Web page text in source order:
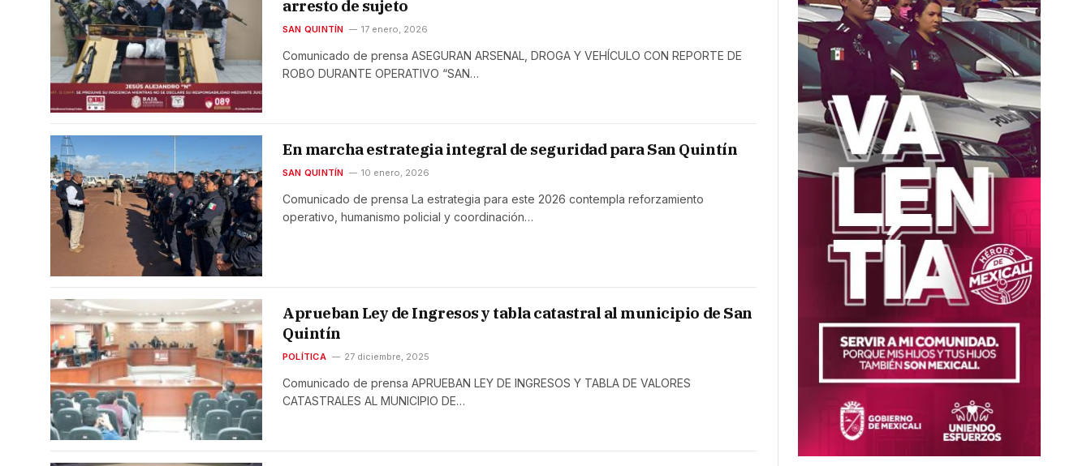
arresto de sujeto
SAN QUINTÍN 17 enero, 2026
Comunicado de prensa ASEGURAN ARSENAL, DROGA Y VEHÍCULO CON REPORTE DE
ROBO DURANTE OPERATIVO “SAN…
En marcha estrategia integral de seguridad para San Quintín
SAN QUINTÍN 10 enero, 2026
Comunicado de prensa La estrategia para este 2026 contempla reforzamiento
operativo, humanismo policial y coordinación…
Aprueban Ley de Ingresos y tabla catastral al municipio de San
Quintín
POLÍTICA 27 diciembre, 2025
Comunicado de prensa APRUEBAN LEY DE INGRESOS Y TABLA DE VALORES
CATASTRALES AL MUNICIPIO DE…